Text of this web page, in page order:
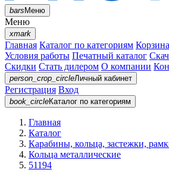
barsМеню
Меню
xmark
Главная Каталог по категориям Корзина
Условия работы Печатный каталог
Скидки Стать дилером О компании
person_crop_circleЛичный кабинет
Регистрация Вход
book_circleКаталог по категориям
Главная
Каталог
Карабины, кольца, застежки,
Кольца металлические
51194